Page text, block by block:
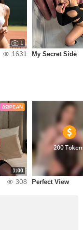
1
1631 My Secret Side
ΔΩΡΕΆΝ
1:00
308
200
Perfect View